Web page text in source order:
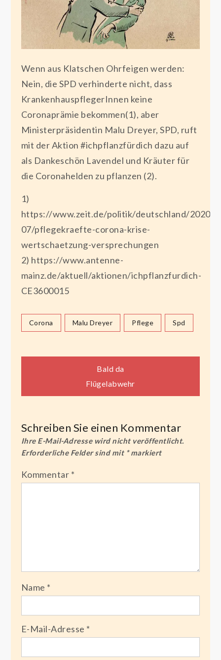
Wenn aus Klatschen Ohrfeigen werden:
Nein, die SPD verhinderte nicht, dass
KrankenhauspflegerInnen keine
Coronaprämie bekommen(1), aber
Ministerpräsidentin Malu Dreyer, SPD, ruft
mit der Aktion #ichpflanzfürdich dazu auf
als Dankeschön Lavendel und Kräuter für
die Coronahelden zu pflanzen (2).
1)
https://www.zeit.de/politik/deutschland/2020-
07/pflegekraefte-corona-krise-
wertschaetzung-versprechungen
2) https://www.antenne-
mainz.de/aktuell/aktionen/ichpflanzfurdich-
CE3600015
Corona Malu Dreyer Pflege Spd
Beitragsnavigation
Bald da
Flügelabwehr
Schreiben Sie einen Kommentar
Ihre E-Mail-Adresse wird nicht veröffentlicht.
Erforderliche Felder sind mit *markiert
Kommentar *
Name *
E-Mail-Adresse *